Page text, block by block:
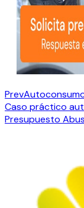
Prev
Caso práctico
Presupuesto